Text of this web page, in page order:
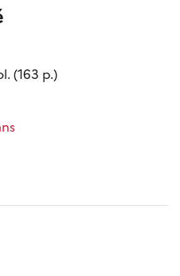
(163 p.)